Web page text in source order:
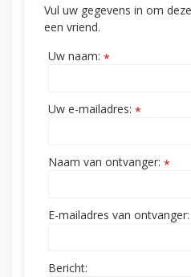
Vul uw gegevens in om
een vriend.
Uw naam: *
Uw e-mailadres: *
Naam van ontvanger: *
E-mailadres van ontvanger:
Bericht: